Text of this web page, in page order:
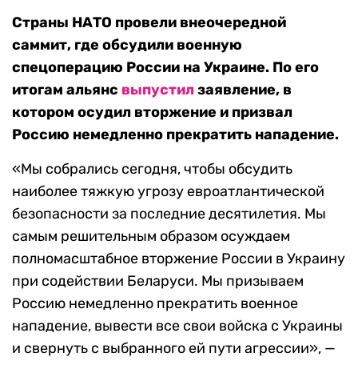
Страны НАТО провели внеочередной
саммит, где обсудили военную
спецоперацию России на Украине. По его
итогам альянс выпустилзаявление, в
котором осудил вторжение и призвал
Россию немедленно прекратить нападение.
«Мы собрались сегодня, чтобы обсудить
наиболее тяжкую угрозу евроатлантической
безопасности за последние десятилетия. Мы
самым решительным образом осуждаем
полномасштабное вторжение России в Украину
при содействии Беларуси. Мы призываем
Россию немедленно прекратить военное
нападение, вывести все свои войска с Украины
и свернуть с выбранного ей пути агрессии», —